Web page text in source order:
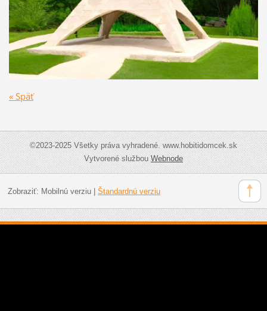
« Späť
©2023-2025 Všetky práva vyhradené. www.hobitidomcek.sk
Vytvorené službouWebnode
Zobraziť: Mobilnú verziu| Štandardnú verziu